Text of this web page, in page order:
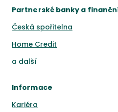
Partnerské banky a
Česká spořitelna
Home Credit
a další
Informace
Kariéra